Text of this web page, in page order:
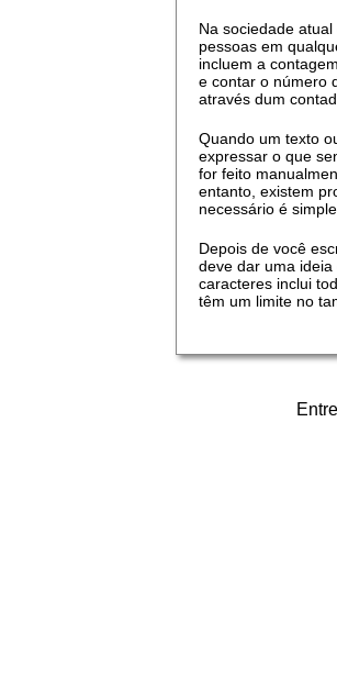
Na sociedade
pessoas em
incluem a
e contar o número
através dum
Quando um texto
expressar o que
for feito
entanto, existem
necessário é
Depois de você
deve dar uma
caracteres inclui
têm um limite no